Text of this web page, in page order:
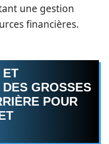
une gestion
financières.
ET
GROSSES
POUR